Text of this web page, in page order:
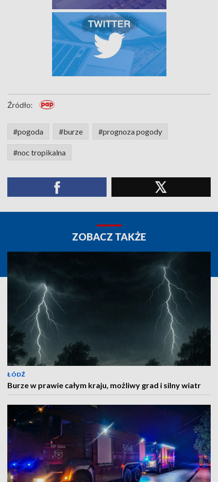
Źródło:
#pogoda #burze #prognoza pogody
#noc tropikalna
ZOBACZ TAKŻE
ŁÓDŹ
Burze w prawie całym kraju, możliwy grad i silny wiatr